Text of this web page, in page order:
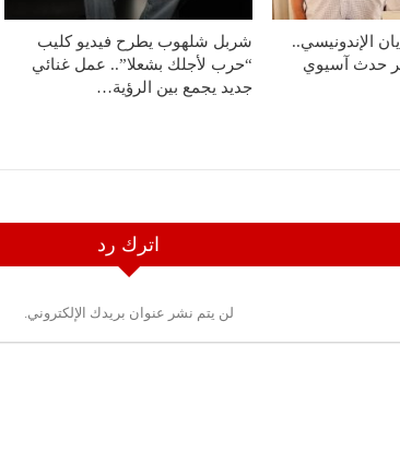
الإندونيسي..
حدث آسيوي
شربل شلهوب يطرح فيديو كليب
“حرب لأجلك بشعلا”.. عمل غنائي
جديد يجمع بين الرؤية…
اترك رد
لن يتم نشر عنوان بريدك الإلكتروني.